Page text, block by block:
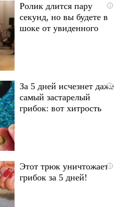
i
Ролик длится пару
секунд, но вы будете в
шоке от увиденного
i
За 5 дней исчезнет даже
самый застарелый
грибок: вот хитрость
i
Этот трюк уничтожает
грибок за 5 дней!